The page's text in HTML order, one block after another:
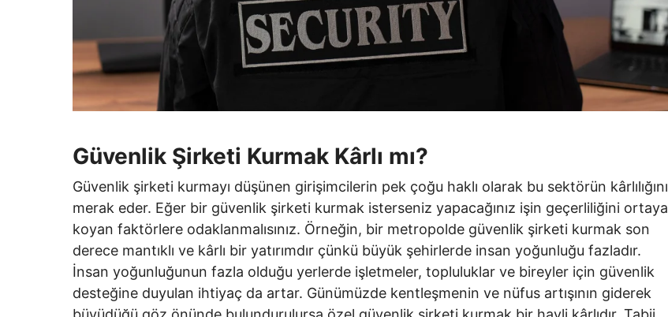
Güvenlik Şirketi Kurmak Kârlı mı?
Güvenlik şirketi kurmayı düşünen girişimcilerin pek çoğu haklı olarak bu sektörün kârlılığını
merak eder. Eğer bir güvenlik şirketi kurmak isterseniz yapacağınız işin geçerliliğini ortaya
koyan faktörlere odaklanmalısınız. Örneğin, bir metropolde güvenlik şirketi kurmak son
derece mantıklı ve kârlı bir yatırımdır çünkü büyük şehirlerde insan yoğunluğu fazladır.
İnsan yoğunluğunun fazla olduğu yerlerde işletmeler, topluluklar ve bireyler için güvenlik
desteğine duyulan ihtiyaç da artar. Günümüzde kentleşmenin ve nüfus artışının giderek